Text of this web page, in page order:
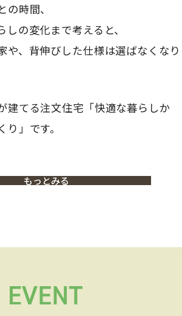
時間、
の変化まで考えると、
や、背伸びした仕様は選ばなくなり
建てる注文住宅「快適な暮らしか
」です。
もっとみる